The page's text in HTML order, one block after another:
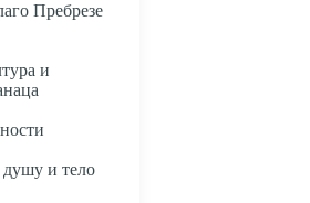
Пребрезе
и
и тело